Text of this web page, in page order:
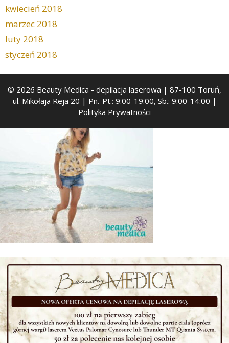
kwiecień 2018
marzec 2018
luty 2018
styczeń 2018
© 2026 Beauty Medica - depilacja laserowa | 87-100 Toruń,
ul. Mikołaja Reja 20 | Pn.-Pt.: 9:00-19:00, Sb.: 9:00-14:00 |
Polityka Prywatności